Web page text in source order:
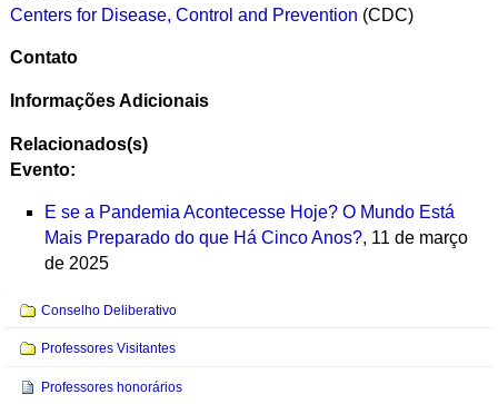
Centers for Disease, Control and Prevention (CDC)
Contato
Informações Adicionais
Relacionados(s)
Evento:
E se a Pandemia Acontecesse Hoje? O Mundo Está
Mais Preparado do que Há Cinco Anos?, 11 de março
de 2025
Navegação
Conselho Deliberativo
Professores Visitantes
Professores honorários